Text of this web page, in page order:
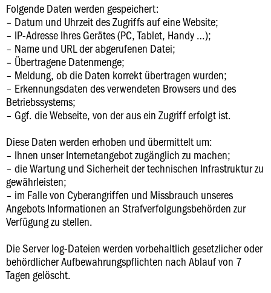
Folgende Daten werden gespeichert:
– Datum und Uhrzeit des Zugriffs auf eine Website;
– IP-Adresse Ihres Gerätes (PC, Tablet, Handy …);
– Name und URL der abgerufenen Datei;
– Übertragene Datenmenge;
– Meldung, ob die Daten korrekt übertragen wurden;
– Erkennungsdaten des verwendeten Browsers und des
Betriebssystems;
– Ggf. die Webseite, von der aus ein Zugriff erfolgt ist.
Diese Daten werden erhoben und übermittelt um:
– Ihnen unser Internetangebot zugänglich zu machen;
– die Wartung und Sicherheit der technischen Infrastruktur zu
gewährleisten;
– im Falle von Cyberangriffen und Missbrauch unseres
Angebots Informationen an Strafverfolgungsbehörden zur
Verfügung zu stellen.
Die Server log-Dateien werden vorbehaltlich gesetzlicher oder
behördlicher Aufbewahrungspflichten nach Ablauf von 7
Tagen gelöscht.